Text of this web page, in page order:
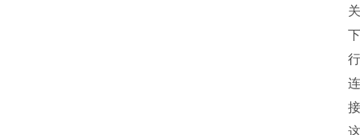
关
下
行
连
接
这